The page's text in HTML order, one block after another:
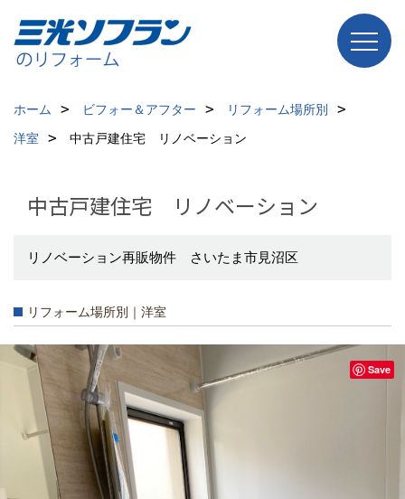
ホーム ビフォー＆アフター
リフォーム場所別
洋室
中古戸建住宅 リノベーション
中古戸建住宅 リノベーション
リノベーション再販物件 さいたま市見沼区
リフォーム場所別｜洋室
Save